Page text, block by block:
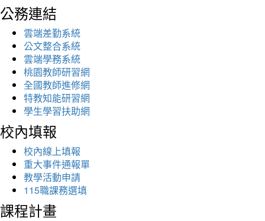
公務連結
雲端差勤系統
公文整合系統
雲端學務系統
桃園教師研習網
全國教師進修網
特教知能研習網
學生學習扶助網
校內填報
校內線上填報
重大事件通報單
教學活動申請
115職課務選填
課程計畫